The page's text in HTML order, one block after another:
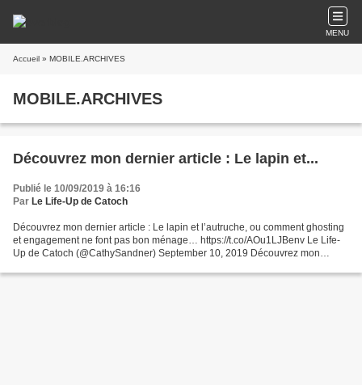
MENU
Accueil » MOBILE.ARCHIVES
MOBILE.ARCHIVES
Découvrez mon dernier article : Le lapin et...
Publié le 10/09/2019 à 16:16
Par Le Life-Up de Catoch
Découvrez mon dernier article : Le lapin et l’autruche, ou comment ghosting
et engagement ne font pas bon ménage… https://t.co/AOu1LJBenv Le Life-
Up de Catoch (@CathySandner) September 10, 2019 Découvrez mon